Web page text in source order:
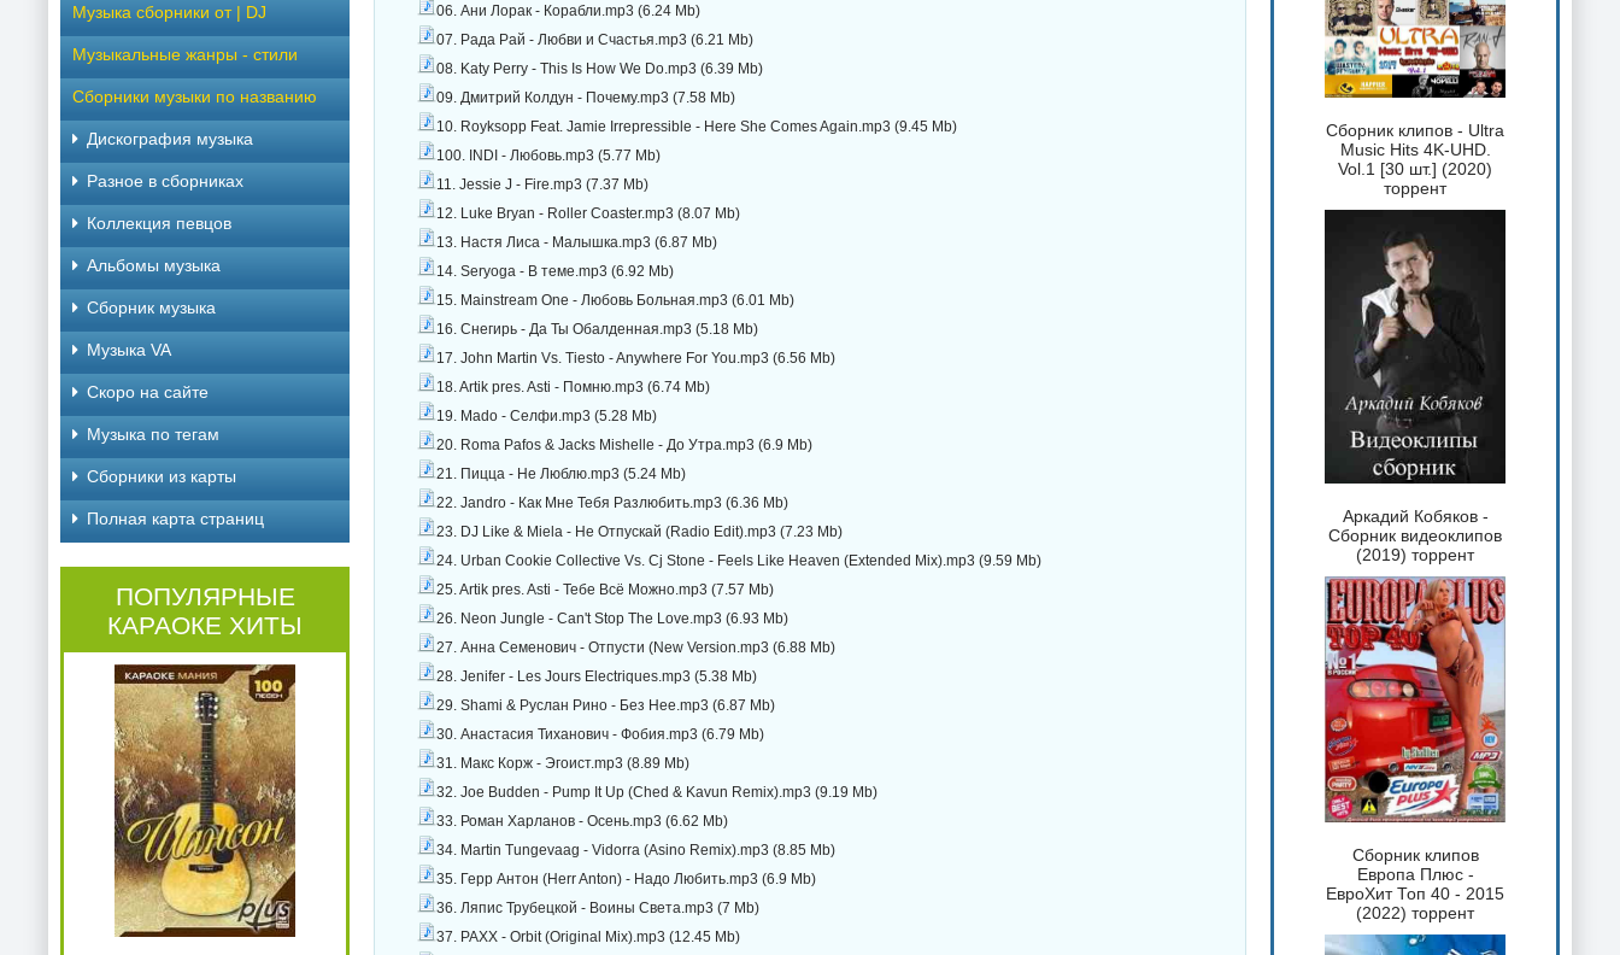
06. Ани Лорак - Корабли.mp3 (6.24 Mb)
07. Рада Рай - Любви и Счастья.mp3 (6.21 Mb)
08. Katy Perry - This Is How We Do.mp3 (6.39 Mb)
09. Дмитрий Колдун - Почему.mp3 (7.58 Mb)
10. Royksopp Feat. Jamie Irrepressible - Here She Comes Again.mp3 (9.45 Mb)
100. INDI - Любовь.mp3 (5.77 Mb)
11. Jessie J - Fire.mp3 (7.37 Mb)
12. Luke Bryan - Roller Coaster.mp3 (8.07 Mb)
13. Настя Лиса - Малышка.mp3 (6.87 Mb)
14. Seryoga - В теме.mp3 (6.92 Mb)
15. Mainstream One - Любовь Больная.mp3 (6.01 Mb)
16. Снегирь - Да Ты Обалденная.mp3 (5.18 Mb)
17. John Martin Vs. Tiesto - Anywhere For You.mp3 (6.56 Mb)
18. Artik pres. Asti - Помню.mp3 (6.74 Mb)
19. Mado - Селфи.mp3 (5.28 Mb)
20. Roma Pafos & Jacks Mishelle - До Утра.mp3 (6.9 Mb)
21. Пицца - Не Люблю.mp3 (5.24 Mb)
22. Jandro - Как Мне Тебя Разлюбить.mp3 (6.36 Mb)
23. DJ Like & Miela - Не Отпускай (Radio Edit).mp3 (7.23 Mb)
24. Urban Cookie Collective Vs. Cj Stone - Feels Like Heaven (Extended Mix).mp3 (9.59 Mb)
25. Artik pres. Asti - Тебе Всё Можно.mp3 (7.57 Mb)
26. Neon Jungle - Can't Stop The Love.mp3 (6.93 Mb)
27. Анна Семенович - Отпусти (New Version.mp3 (6.88 Mb)
28. Jenifer - Les Jours Electriques.mp3 (5.38 Mb)
29. Shami & Руслан Рино - Без Нее.mp3 (6.87 Mb)
30. Анастасия Тиханович - Фобия.mp3 (6.79 Mb)
31. Макс Корж - Эгоист.mp3 (8.89 Mb)
32. Joe Budden - Pump It Up (Ched & Kavun Remix).mp3 (9.19 Mb)
33. Роман Харланов - Осень.mp3 (6.62 Mb)
34. Martin Tungevaag - Vidorra (Asino Remix).mp3 (8.85 Mb)
35. Герр Антон (Herr Anton) - Надо Любить.mp3 (6.9 Mb)
36. Ляпис Трубецкой - Воины Света.mp3 (7 Mb)
37. PAXX - Orbit (Original Mix).mp3 (12.45 Mb)
Музыка сборники от | DJ
Музыкальные жанры - стили
Сборники музыки по названию
Дискография музыка
Разное в сборниках
Коллекция певцов
Альбомы музыка
Сборник музыка
Музыка VA
Скоро на сайте
Музыка по тегам
Cборники из карты
Полная карта страниц
ПОПУЛЯРНЫЕ
КАРАОКЕ ХИТЫ
Сборник клипов - Ultra
Music Hits 4K-UHD.
Vol.1 [30 шт.] (2020)
торрент
Аркадий Кобяков -
Сборник видеоклипов
(2019) торрент
Сборник клипов
Европа Плюс -
ЕвроХит Топ 40 - 2015
(2022) торрент